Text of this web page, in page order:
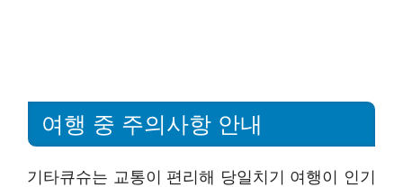
여행 중 주의사항 안내
기타큐슈는 교통이 편리해 당일치기 여행이 인기